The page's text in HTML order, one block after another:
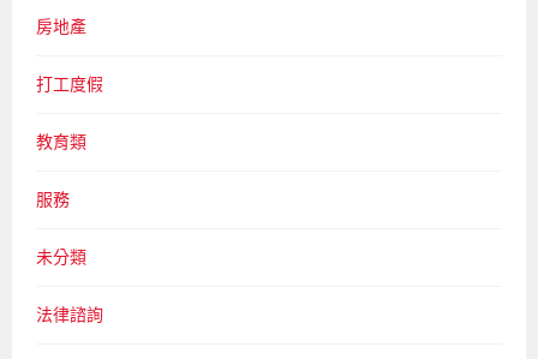
房地產
打工度假
教育類
服務
未分類
法律諮詢